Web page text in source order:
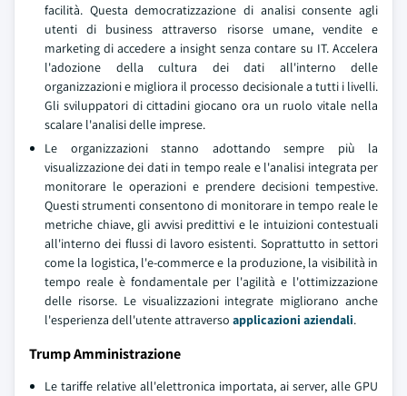
facilità. Questa democratizzazione di analisi consente agli
utenti di business attraverso risorse umane, vendite e
marketing di accedere a insight senza contare su IT. Accelera
l'adozione della cultura dei dati all'interno delle
organizzazioni e migliora il processo decisionale a tutti i livelli.
Gli sviluppatori di cittadini giocano ora un ruolo vitale nella
scalare l'analisi delle imprese.
Le organizzazioni stanno adottando sempre più la
visualizzazione dei dati in tempo reale e l'analisi integrata per
monitorare le operazioni e prendere decisioni tempestive.
Questi strumenti consentono di monitorare in tempo reale le
metriche chiave, gli avvisi predittivi e le intuizioni contestuali
all'interno dei flussi di lavoro esistenti. Soprattutto in settori
come la logistica, l'e-commerce e la produzione, la visibilità in
tempo reale è fondamentale per l'agilità e l'ottimizzazione
delle risorse. Le visualizzazioni integrate migliorano anche
l'esperienza dell'utente attraverso applicazioni aziendali.
Trump Amministrazione
Le tariffe relative all'elettronica importata, ai server, alle GPU